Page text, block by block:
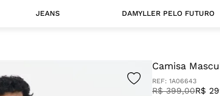
JEANS DAMYLLER PELO FUTURO
Camisa
REF: 1A06643
R$ 399,00R$